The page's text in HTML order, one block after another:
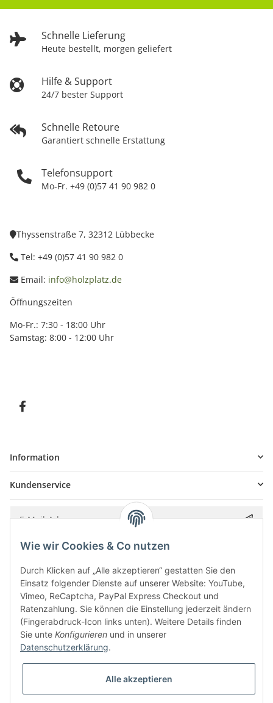
Schnelle Lieferung
Heute bestellt, morgen geliefert
Hilfe & Support
24/7 bester Support
Schnelle Retoure
Garantiert schnelle Erstattung
Telefonsupport
Mo-Fr. +49 (0)57 41 90 982 0
Thyssenstraße 7, 32312 Lübbecke
Tel: +49 (0)57 41 90 982 0
Email: info@holzplatz.de
Öffnungszeiten
Mo-Fr.: 7:30 - 18:00 Uhr
Samstag: 8:00 - 12:00 Uhr
Information
Kundenservice
Bitte senden Sie mir entsprechend IhrerDatenschutzerklärung
* Alle Preise inkl. gesetzlicher USt., zzgl.
Wie wir Cookies & Co nutzen
Durch Klicken auf „Alle akzeptieren“ gestatten Sie den
Einsatz folgender Dienste auf unserer Website: YouTube,
Vimeo, ReCaptcha, PayPal Express Checkout und
Ratenzahlung. Sie können die Einstellung jederzeit ändern
(Fingerabdruck-Icon links unten). Weitere Details finden
Sie unte Konfigurieren und in unserer
Datenschutzerklärung.
Alle akzeptieren